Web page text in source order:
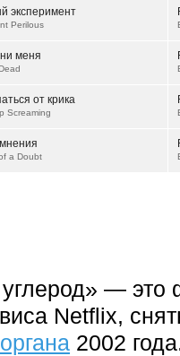
эксперимент
Perilous
меня
от крика
Screaming
a Doubt
— это
Netflix,
2002